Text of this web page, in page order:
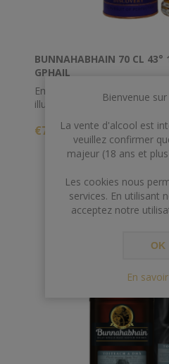
BUNNAHABHAIN 70 CL 43°
GPHAIL
Embouteillé à 43%, ce single
illustre à merveille l'influence
€70,00
Bienvenue
La vente d'alcool est
veuillez confirmer
majeur (18 ans et
Les cookies nous
services. En utilisant
acceptez notre
OK
En